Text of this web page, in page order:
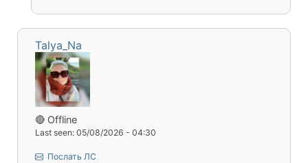
Talya_Na
🔴 Offline
Last seen: 05/08/2026 - 04:30
Послать ЛС